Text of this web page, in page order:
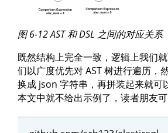
图 6-12 AST 和 DSL 之间的对应关系
既然结构上完全一致，逻辑上我们
们以广度优先对 AST 树进行遍历，
换成 json 字符串，再拼装起来就可
本文中就不给出示例了，读者朋友可